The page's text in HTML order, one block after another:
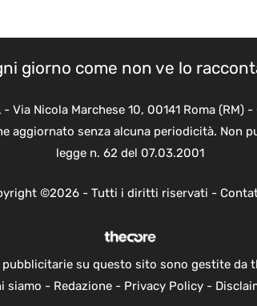
giorno come non ve lo
Via Nicola Marchese 10, 00141 Roma (RM)
aggiornato senza alcuna periodicità. Non
legge n. 62 del 07.03.2001
©2026 - Tutti i diritti riservati -
su questo sito sono gestite da
siamo - Redazione- Privacy Policy-